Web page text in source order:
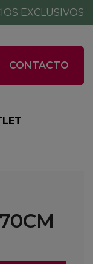
EXCLUSIVOS
CONTACTO